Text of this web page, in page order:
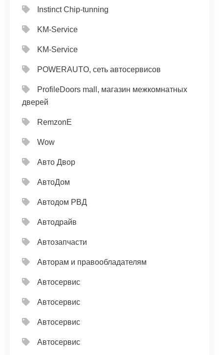
Instinct Chip-tunning
KM-Service
KM-Service
POWERAUTO, сеть автосервисов
ProfileDoors mall, магазин межкомнатных
дверей
RemzonE
Wow
Авто Двор
АвтоДом
Автодом РВД
Автодрайв
Автозапчасти
Авторам и правообладателям
Автосервис
Автосервис
Автосервис
Автосервис